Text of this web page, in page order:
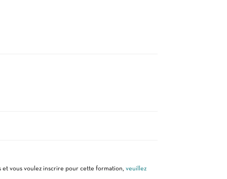
vous voulez inscrire pour cette formation, veuillez